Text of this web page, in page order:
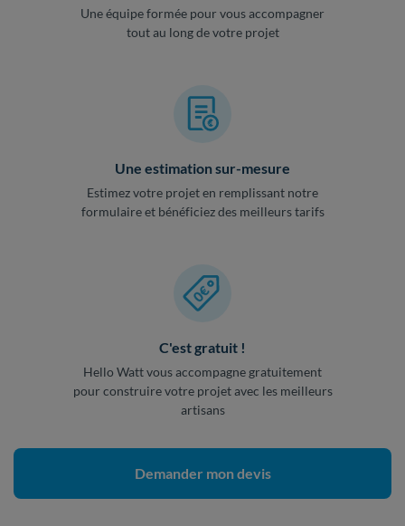
Une équipe formée pour vous accompagner
tout au long de votre projet
Une estimation sur-mesure
Estimez votre projet en remplissant notre
formulaire et bénéficiez des meilleurs tarifs
C'est gratuit !
Hello Watt vous accompagne gratuitement
pour construire votre projet avec les meilleurs
artisans
Demander mon devis